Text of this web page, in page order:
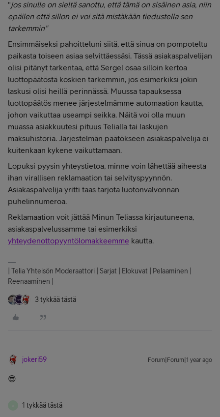
"jos sinulle on sieltä sanottu, että tämä on sisäinen asia, niin
epäilen että sillon ei voi sitä mistäkään tiedustella sen
tarkemmin"
Ensimmäiseksi pahoitteluni siitä, että sinua on pompoteltu
paikasta toiseen asiaa selvittäessäsi. Tässä asiakaspalvelijan
olisi pitänyt tarkentaa, että Sergel osaa silloin kertoa
luottopäätöstä koskien tarkemmin, jos esimerkiksi jokin
laskusi olisi heillä perinnässä. Muussa tapauksessa
luottopäätös menee järjestelmämme automaation kautta,
johon vaikuttaa useampi seikka. Näitä voi olla muun
muassa asiakkuutesi pituus Telialla tai laskujen
maksuhistoria. Järjestelmän päätökseen asiakaspalvelija ei
kuitenkaan kykene vaikuttamaan.
Lopuksi pyysin yhteystietoa, minne voin lähettää aiheesta
ihan virallisen reklamaation tai selvityspyynnön.
Asiakaspalvelija yritti taas tarjota luotonvalvonnan
puhelinnumeroa.
Reklamaation voit jättää Minun Teliassa kirjautuneena,
asiakaspalvelussamme tai esimerkiksi
yhteydenottopyyntölomakkeemme kautta.
| Telia Yhteisön Moderaattori | Sarjat | Elokuvat | Pelaaminen |
Reenaaminen |
3 tykkää tästä
jokeri59 Forum|Forum|1 year ago
😎
1 tykkää tästä